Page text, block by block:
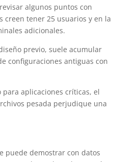
algunos puntos con
creen tener 25 usuarios y en la
adicionales.
previo, suele acumular
configuraciones antiguas con
aplicaciones críticas, el
pesada perjudique una
puede demostrar con datos